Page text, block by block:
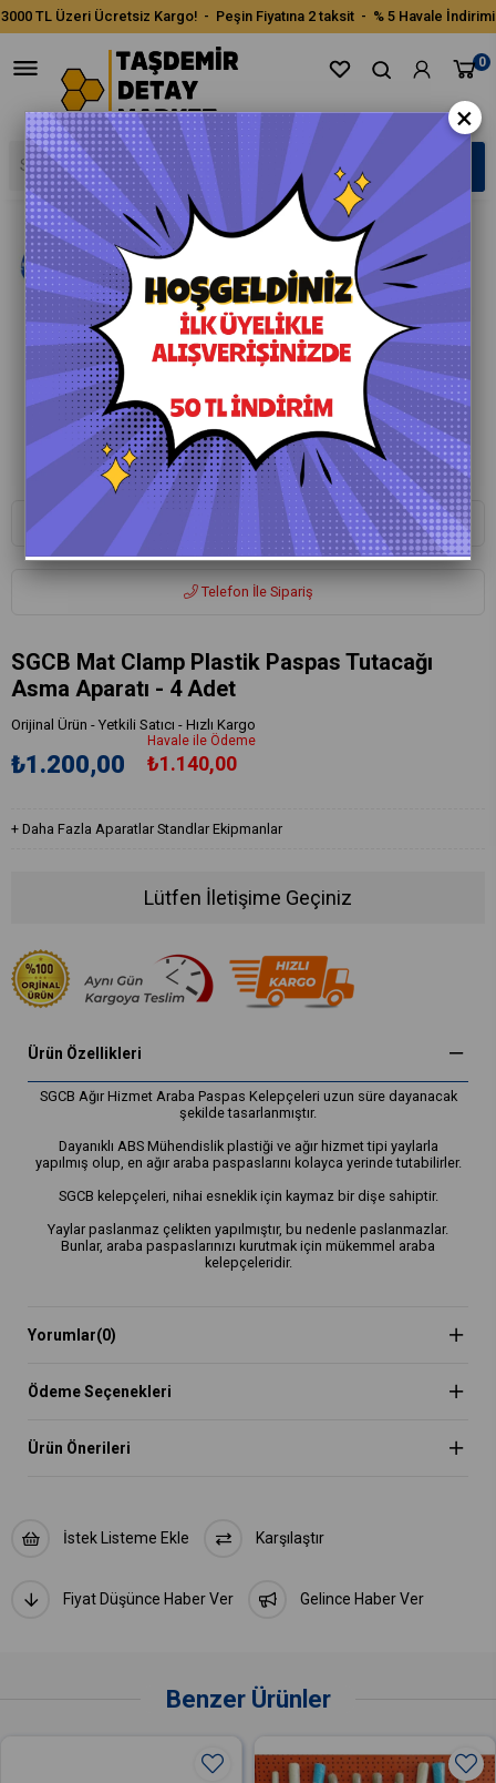
3000 TL Üzeri Ücretsiz Kargo! - Peşin Fiyatına 2 taksit - % 5 Havale İndirimi
0
›
Whatsapp ile Sipariş
Telefon İle Sipariş
SGCB Mat Clamp Plastik Paspas Tutacağı
Asma Aparatı - 4 Adet
Orijinal Ürün - Yetkili Satıcı - Hızlı Kargo
₺1.200,00
Havale ile Ödeme
₺1.140,00
+ Daha Fazla Aparatlar Standlar Ekipmanlar
Lütfen İletişime Geçiniz
Ürün Özellikleri
SGCB Ağır Hizmet Araba Paspas Kelepçeleri uzun süre dayanacak
şekilde tasarlanmıştır.
Dayanıklı ABS Mühendislik plastiği ve ağır hizmet tipi yaylarla
yapılmış olup, en ağır araba paspaslarını kolayca yerinde tutabilirler.
SGCB kelepçeleri, nihai esneklik için kaymaz bir dişe sahiptir.
Yaylar paslanmaz çelikten yapılmıştır, bu nedenle paslanmazlar.
Bunlar, araba paspaslarınızı kurutmak için mükemmel araba
kelepçeleridir.
Yorumlar(0)
Ödeme Seçenekleri
Ürün Önerileri
İstek Listeme Ekle Karşılaştır
Fiyat Düşünce Haber Ver Gelince Haber Ver
Benzer Ürünler
×